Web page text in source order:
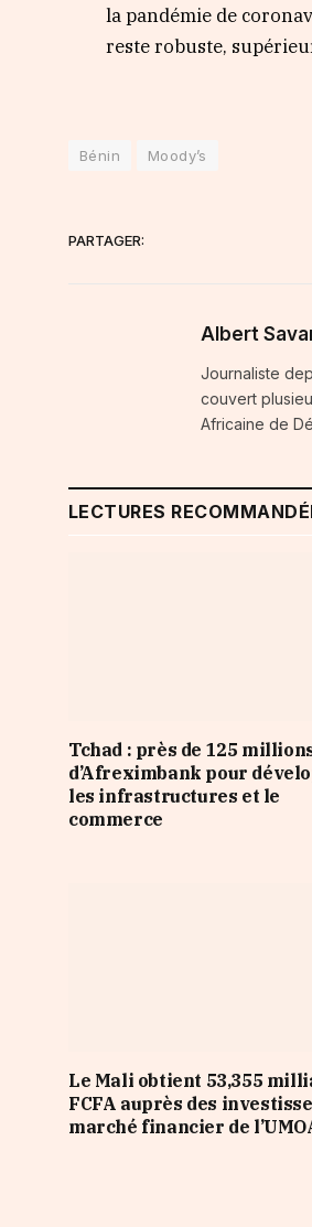
la pandémie de
reste robuste,
Bénin Moody’s
PARTAGER:
Albert
Journaliste
couvert
Africaine de
LECTURES
Tchad : près de 125
d’Afreximbank pour
les infrastructures et le
commerce
Le Mali obtient 53,355
FCFA auprès des
marché financier de